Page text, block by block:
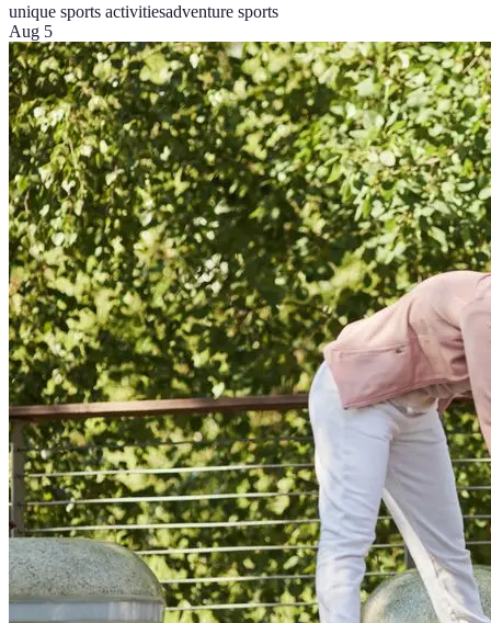
unique sports activitiesadventure sports
Aug 5